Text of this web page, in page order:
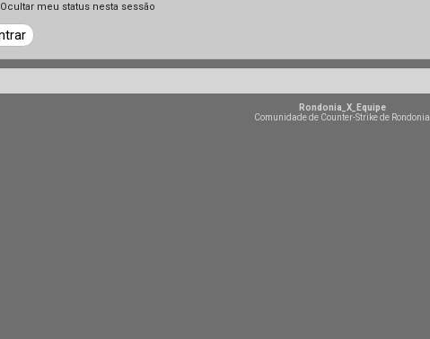
Ocultar meu status nesta sessão
Rondonia_X_Equipe
Comunidade de Counter-Strike de Rondonia